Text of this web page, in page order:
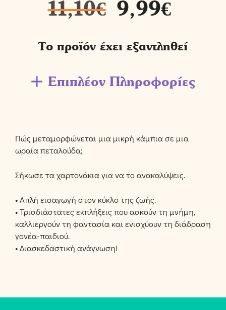
11,10€ 9,99€
Το προϊόν έχει εξαντληθεί
Επιπλέον Πληροφορίες
Πώς μεταμορφώνεται μια μικρή κάμπια σε μια
ωραία πεταλούδα;
Σήκωσε τα χαρτονάκια για να το ανακαλύψεις.
• Απλή εισαγωγή στον κύκλο της ζωής.
• Τρισδιάστατες εκπλήξεις που ασκούν τη μνήμη,
καλλιεργούν τη φαντασία και ενισχύουν τη διάδραση
γονέα-παιδιού.
• Διασκεδαστική ανάγνωση!